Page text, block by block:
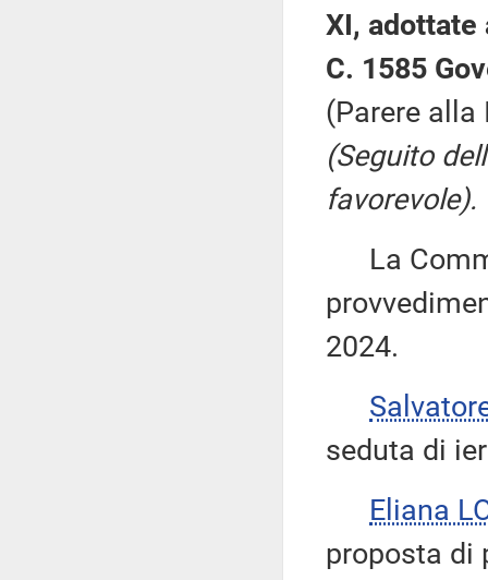
XI, adottate
C. 1585
(Parere alla
(Seguito
favorevole).
La
2024.
seduta di
Eliana
proposta di